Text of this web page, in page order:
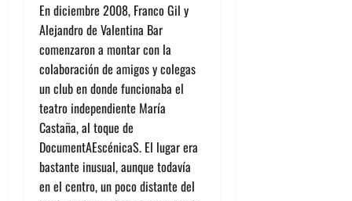
En diciembre 2008, Franco Gil y
Alejandro de Valentina Bar
comenzaron a montar con la
colaboración de amigos y colegas
un club en donde funcionaba el
teatro independiente María
Castaña, al toque de
DocumentAEscénicaS. El lugar era
bastante inusual, aunque todavía
en el centro, un poco distante del